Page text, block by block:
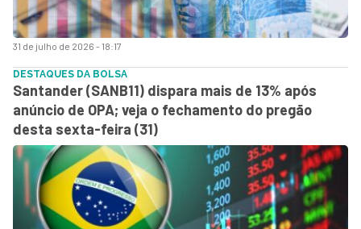
31 de julho de 2026 - 18:17
DESTAQUES DA BOLSA
Santander (SANB11) dispara mais de 13% após
anúncio de OPA; veja o fechamento do pregão
desta sexta-feira (31)